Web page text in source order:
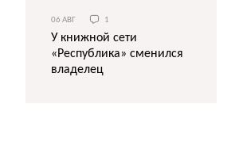
06 АВГ 1
У книжной сети
«Республика» сменился
владелец